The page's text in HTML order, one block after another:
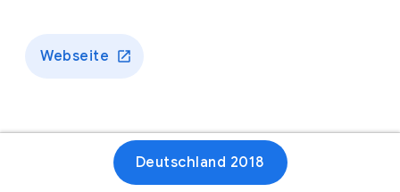
Webseite
Deutschland 2018